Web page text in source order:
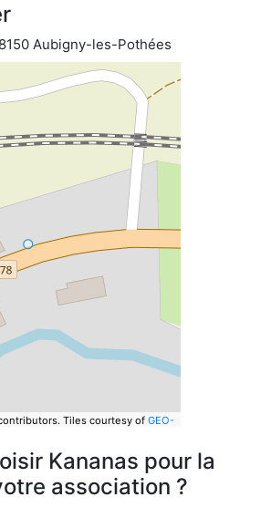
Aubigny-les-Pothées
Tiles courtesy of GEO-
Kananas pour la
association ?